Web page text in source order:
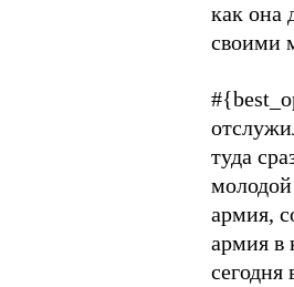
как она
своими
туда
армия,
армия в
сегодня